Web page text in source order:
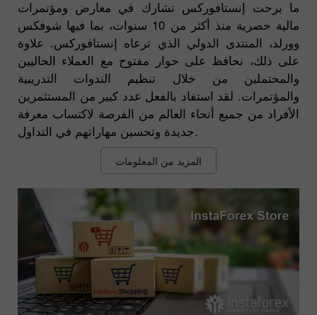
ما برحت إنستافوركس تشارك في معارض ومؤتمرات
مالية حصرية منذ أكثر من 10 سنوات، بما فيها شوفكس
وورلد، المنتدى الدولي الذي ترعاه إنستافوركس. علاوة
على ذلك، نحافظ على حوار مفتوح مع العملاء الحاليين
والمحتملين من خلال تنظيم الندوات التدريبية
والمؤتمرات. لقد استفاد بالفعل عدد كبير من المستثمرين
الأفراد من جميع أنحاء العالم من الفرصة لاكتساب معرفة
جديدة وتحسين مهاراتهم في التداول.
المزيد من المعلومات